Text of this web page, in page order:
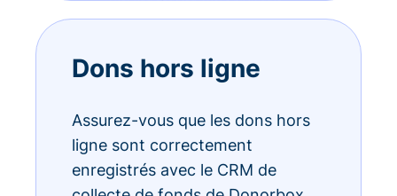
Dons hors ligne
Assurez-vous que les dons hors
ligne sont correctement
enregistrés avec le CRM de